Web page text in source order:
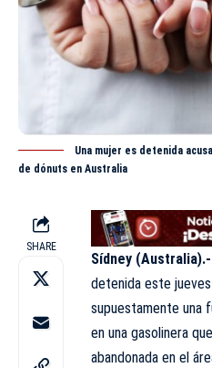
Una mujer es detenida
de dónuts en Australia
SHARE
Sídney (Australia).-
detenida este
supuestamente una
en una gasolinera
abandonada en el